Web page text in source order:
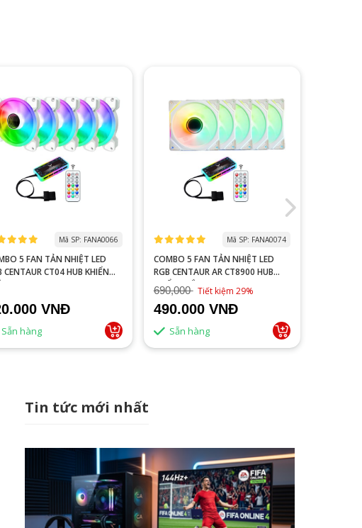
Mã SP: FANA0066
5 FAN TẢN NHIỆT LED
CENTAUR CT04 HUB KHIỂN
VNĐ
Sẵn hàng
Mã SP: FANA0074
COMBO 5 FAN TẢN NHIỆT LED
RGB CENTAUR AR CT8900 HUB
KHIỂN TRẮNG
690,000 Tiết kiệm 29%
490.000 VNĐ
Sẵn hàng
Tin tức mới nhất